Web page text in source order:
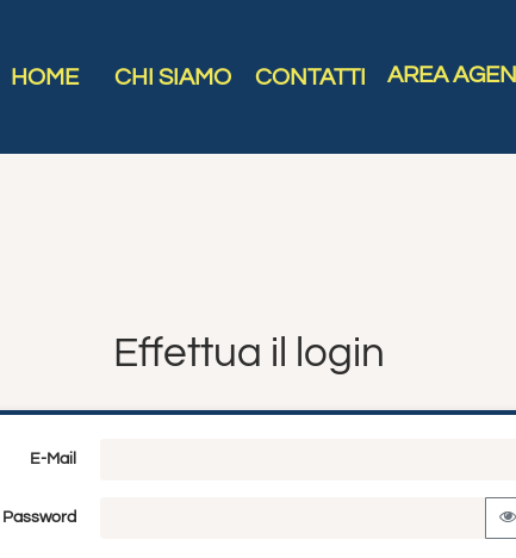
HOME CHI SIAMO CONTATTI AREA
Effettua il login
E-Mail
Password